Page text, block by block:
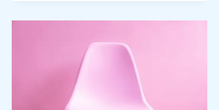
HAVE
CONSTRUCTION?